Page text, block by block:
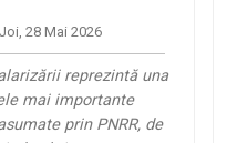
28 Mai 2026
reprezintă una
mai importante
prin PNRR, de